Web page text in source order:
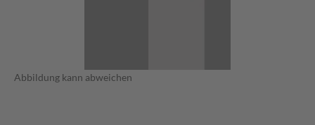
Abbildung kann abweichen